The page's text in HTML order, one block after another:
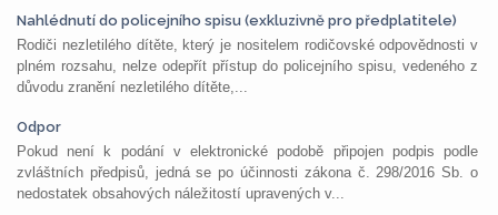
Nahlédnutí do policejního spisu (exkluzivně pro předplatitele)
Rodiči nezletilého dítěte, který je nositelem rodičovské odpovědnosti v
plném rozsahu, nelze odepřít přístup do policejního spisu, vedeného z
důvodu zranění nezletilého dítěte,...
Odpor
Pokud není k podání v elektronické podobě připojen podpis podle
zvláštních předpisů, jedná se po účinnosti zákona č. 298/2016 Sb. o
nedostatek obsahových náležitostí upravených v...